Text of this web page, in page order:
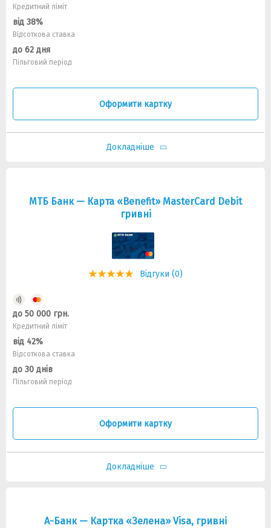
Кредитний ліміт
від 38%
Відсоткова ставка
до 62 дня
Пільговий період
Оформити картку
Докладніше
МТБ Банк — Карта «Benefit» MasterCard Debit
гривнi
Відгуки (0)
до 50 000 грн.
Кредитний ліміт
від 42%
Відсоткова ставка
до 30 днів
Пільговий період
Оформити картку
Докладніше
А-Банк — Картка «Зелена» Visa, гривні